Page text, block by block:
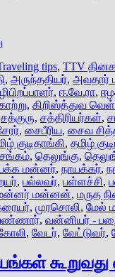
tips, TTV
, அருந்ததியர், அவதார்
, ஈ.வே.ரா,
, கிறிஸ்த்துவ
சத்குரு, சத்திரியர்கள்,
, சைபீரிய, சைவ
குடிதாங்கி, தமிழ்
சங்கம், தெலுங்கு,
மன்னர், நாயக்கர்,
, பல்லவர், பள்ளச்சி,
மன்னன், மருத
, முரசொலி, மேல்
, வன்னியர் -
, வேடர், வேட்டுவர்,